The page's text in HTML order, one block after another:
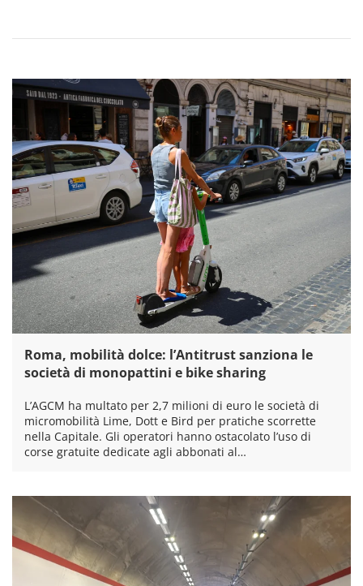
Roma, mobilità dolce: l’Antitrust sanziona le
società di monopattini e bike sharing
L’AGCM ha multato per 2,7 milioni di euro le società di
micromobilità Lime, Dott e Bird per pratiche scorrette
nella Capitale. Gli operatori hanno ostacolato l’uso di
corse gratuite dedicate agli abbonati al…